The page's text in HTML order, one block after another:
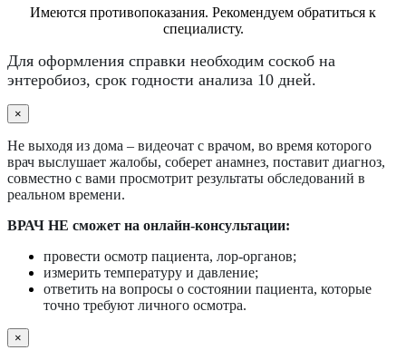
Имеются противопоказания. Рекомендуем обратиться к
специалисту.
Для оформления справки необходим соскоб на
энтеробиоз, срок годности анализа 10 дней.
×
Не выходя из дома – видеочат с врачом, во время которого
врач выслушает жалобы, соберет анамнез, поставит диагноз,
совместно с вами просмотрит результаты обследований в
реальном времени.
ВРАЧ НЕ сможет на онлайн-консультации:
провести осмотр пациента, лор-органов;
измерить температуру и давление;
ответить на вопросы о состоянии пациента, которые
точно требуют личного осмотра.
×